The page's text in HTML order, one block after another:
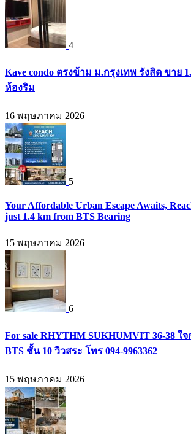
4
Kave condo ตรงข้าม ม.กรุงเทพ รังสิต ขาย
ห้องริม
16 พฤษภาคม 2026
5
Your Affordable Urban Escape Awaits,
just 1.4 km from BTS Bearing
15 พฤษภาคม 2026
6
For sale RHYTHM SUKHUMVIT 36-38 ใ
BTS ชั้น 10 วิวสระ โทร 094-9963362
15 พฤษภาคม 2026